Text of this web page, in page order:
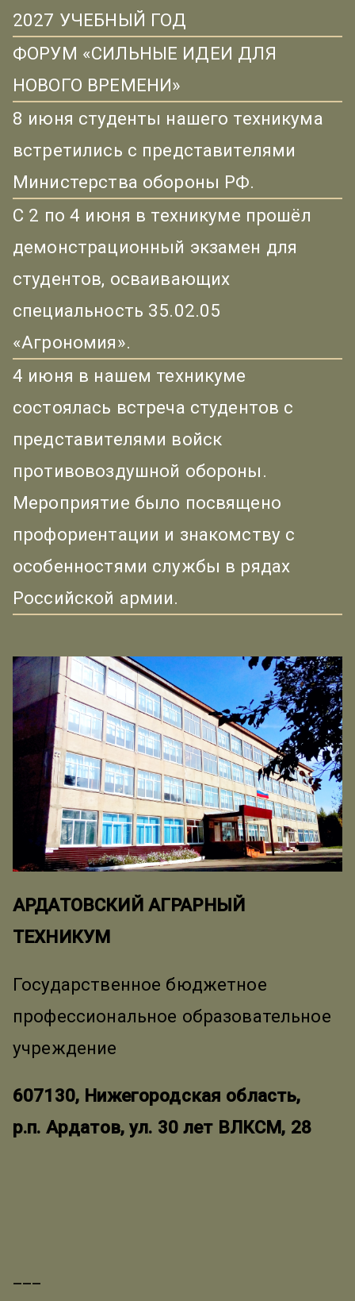
2027 УЧЕБНЫЙ ГОД
ФОРУМ «СИЛЬНЫЕ ИДЕИ ДЛЯ
НОВОГО ВРЕМЕНИ»
8 июня студенты нашего техникума
встретились с представителями
Министерства обороны РФ.
С 2 по 4 июня в техникуме прошёл
демонстрационный экзамен для
студентов, осваивающих
специальность 35.02.05
«Агрономия».
4 июня в нашем техникуме
состоялась встреча студентов с
представителями войск
противовоздушной обороны.
Мероприятие было посвящено
профориентации и знакомству с
особенностями службы в рядах
Российской армии.
АРДАТОВСКИЙ АГРАРНЫЙ
ТЕХНИКУМ
Государственное бюджетное
профессиональное образовательное
учреждение
607130, Нижегородская область,
р.п. Ардатов, ул. 30 лет ВЛКСМ, 28